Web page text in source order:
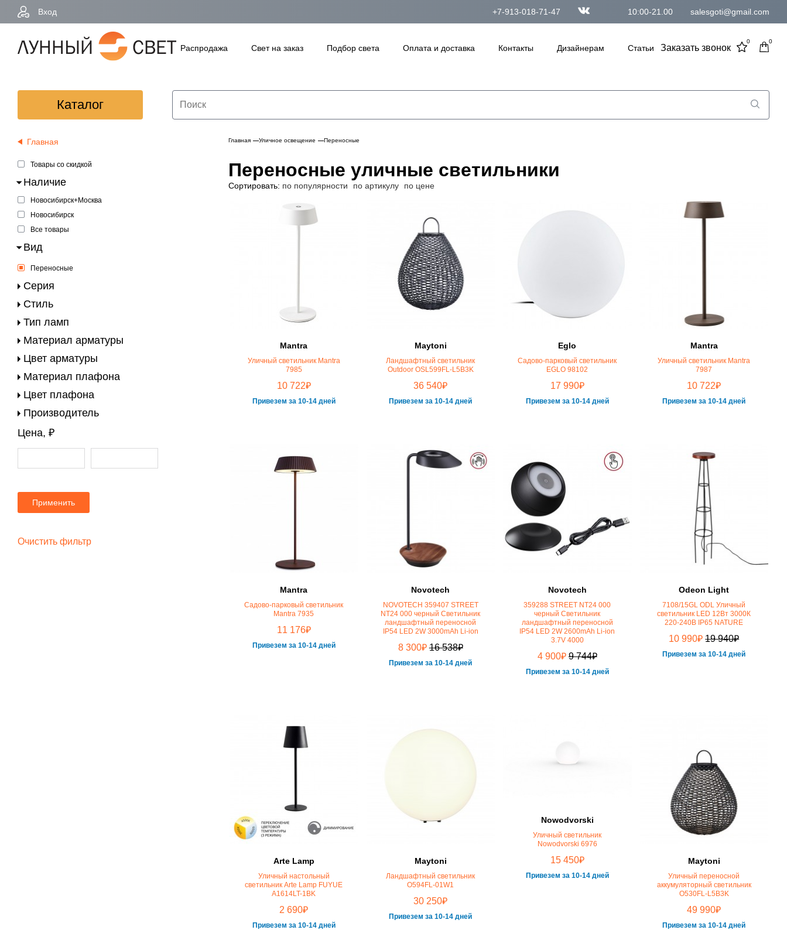
Вход +7-913-018-71-47 10:00-21.00 salesgoti@gmail.com
Распродажа Свет на заказ Подбор света Оплата и доставка Контакты Дизайнерам Статьи Заказать звонок
0 0
Каталог
Главная
Товары со скидкой
Наличие
Новосибирск+Москва
Новосибирск
Все товары
Вид
Переносные
Серия
Стиль
Тип ламп
Материал арматуры
Цвет арматуры
Материал плафона
Цвет плафона
Производитель
Цена, ₽
Применить
Очистить фильтр
Главная Уличное освещение Переносные
Переносные уличные светильники
Сортировать: по популярности по артикулу по цене
Mantra
Уличный светильник Mantra
7985
10 722₽
Привезем за 10-14 дней
Maytoni
Ландшафтный светильник
Outdoor OSL599FL-L5B3K
36 540₽
Привезем за 10-14 дней
Eglo
Садово-парковый светильник
EGLO 98102
17 990₽
Привезем за 10-14 дней
Mantra
Уличный светильник Mantra
7987
10 722₽
Привезем за 10-14 дней
Mantra
Садово-парковый светильник
Mantra 7935
11 176₽
Привезем за 10-14 дней
Novotech
NOVOTECH 359407 STREET
NT24 000 черный Светильник
ландшафтный переносной
IP54 LED 2W 3000mAh Li-ion
8 300₽ 16 538₽
Привезем за 10-14 дней
Novotech
359288 STREET NT24 000
черный Светильник
ландшафтный переносной
IP54 LED 2W 2600mAh Li-ion
3.7V 4000
4 900₽ 9 744₽
Привезем за 10-14 дней
Odeon Light
7108/15GL ODL Уличный
светильник LED 12Вт 3000К
220-240В IP65 NATURE
10 990₽ 19 940₽
Привезем за 10-14 дней
Arte Lamp
Уличный настольный
светильник Arte Lamp FUYUE
A1614LT-1BK
2 690₽
Привезем за 10-14 дней
Maytoni
Ландшафтный светильник
O594FL-01W1
30 250₽
Привезем за 10-14 дней
Nowodvorski
Уличный светильник
Nowodvorski 6976
15 450₽
Привезем за 10-14 дней
Maytoni
Уличный переносной
аккумуляторный светильник
O530FL-L5B3K
49 990₽
Привезем за 10-14 дней